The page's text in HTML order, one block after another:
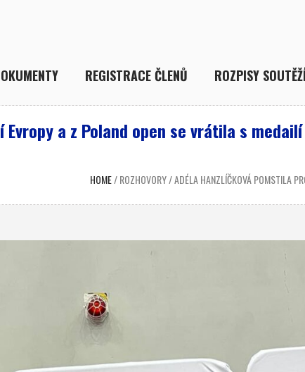
REGISTRACE ČLENŮ ROZPISY SOUTĚŽÍ
a z Poland open se vrátila s medailí
HOME/ROZHOVORY/ADÉLA HANZLÍČKOVÁ POMSTILA